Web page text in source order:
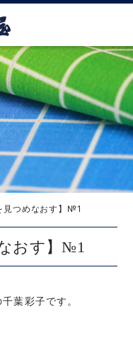
見つめなおす】№1
おす】№1
葉彩子です。